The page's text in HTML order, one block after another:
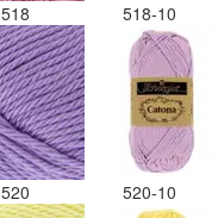
518 518-10
520 520-10